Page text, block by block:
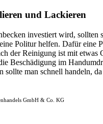
und Lackieren
investiert wird,
Politur helfen. Dafür eine
der Reinigung ist mit
Beschädigung im
sollte man schnell handeln,
GmbH & Co. KG